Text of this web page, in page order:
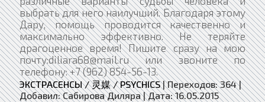
выбрать для него наилучший. Благодаря этому
Дару, помощь проводится качественно и
максимально эффективно. Не теряйте
драгоценное время! Пишите сразу на мою
почту:diliara68@mail.ru или звоните по
телефону: +7 (962) 854-56-13.
ЭКСТРАСЕНСЫ / 灵媒 / PSYCHICS|Переходов: 364 |
Добавил: Сабирова Диляра |Дата: 16.05.2015